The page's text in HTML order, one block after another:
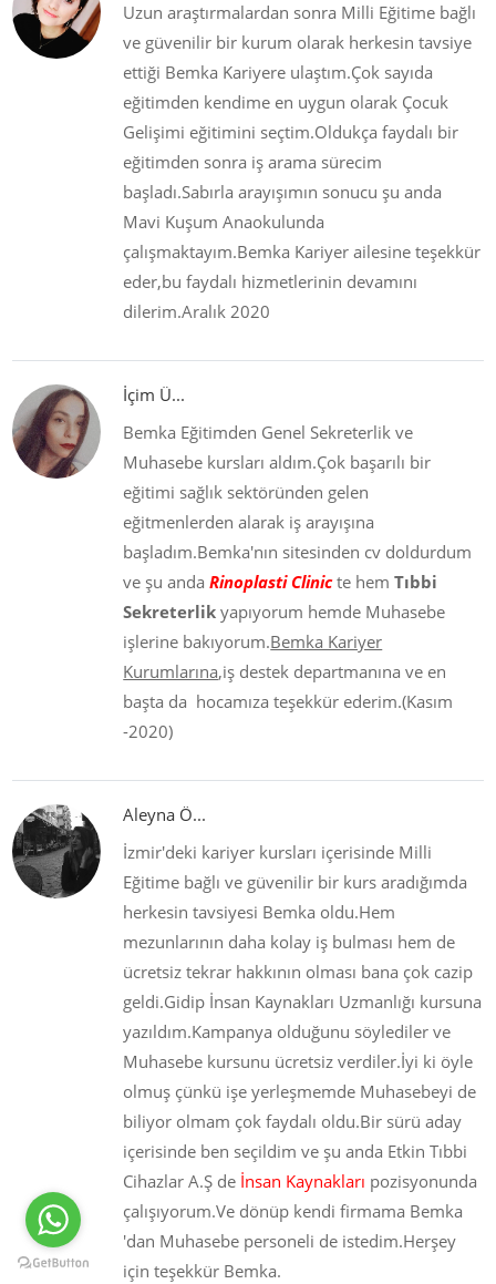
Uzun araştırmalardan sonra Milli Eğitime bağlı
ve güvenilir bir kurum olarak herkesin tavsiye
ettiği Bemka Kariyere ulaştım.Çok sayıda
eğitimden kendime en uygun olarak Çocuk
Gelişimi eğitimini seçtim.Oldukça faydalı bir
eğitimden sonra iş arama sürecim
başladı.Sabırla arayışımın sonucu şu anda
Mavi Kuşum Anaokulunda
çalışmaktayım.Bemka Kariyer ailesine teşekkür
eder,bu faydalı hizmetlerinin devamını
dilerim.Aralık 2020
İçim Ü...
Bemka Eğitimden Genel Sekreterlik ve
Muhasebe kursları aldım.Çok başarılı bir
eğitimi sağlık sektöründen gelen
eğitmenlerden alarak iş arayışına
başladım.Bemka'nın sitesinden cv doldurdum
ve şu andaRinoplasti Clinicte hemTıbbi
Sekreterlik yapıyorum hemde Muhasebe
işlerine bakıyorum.Bemka Kariyer
Kurumlarına,iş destek departmanına ve en
başta da hocamıza teşekkür ederim.(Kasım
-2020)
Aleyna Ö...
İzmir'deki kariyer kursları içerisinde Milli
Eğitime bağlı ve güvenilir bir kurs aradığımda
herkesin tavsiyesi Bemka oldu.Hem
mezunlarının daha kolay iş bulması hem de
ücretsiz tekrar hakkının olması bana çok cazip
geldi.Gidip İnsan Kaynakları Uzmanlığı kursuna
yazıldım.Kampanya olduğunu söylediler ve
Muhasebe kursunu ücretsiz verdiler.İyi ki öyle
olmuş çünkü işe yerleşmemde Muhasebeyi de
biliyor olmam çok faydalı oldu.Bir sürü aday
içerisinde ben seçildim ve şu anda Etkin Tıbbi
Cihazlar A.Ş de İnsan Kaynakları pozisyonunda
çalışıyorum.Ve dönüp kendi firmama Bemka
'dan Muhasebe personeli de istedim.Herşey
için teşekkür Bemka.